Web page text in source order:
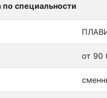
специальности
от 90